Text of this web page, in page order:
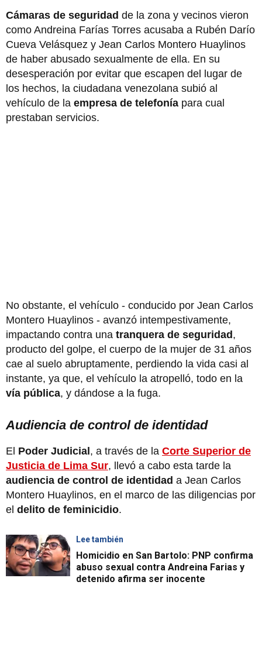
Cámaras de seguridad de la zona y vecinos vieron
como Andreina Farías Torres acusaba a Rubén Darío
Cueva Velásquez y Jean Carlos Montero Huaylinos
de haber abusado sexualmente de ella. En su
desesperación por evitar que escapen del lugar de
los hechos, la ciudadana venezolana subió al
vehículo de la empresa de telefonía para cual
prestaban servicios.
No obstante, el vehículo - conducido por Jean Carlos
Montero Huaylinos - avanzó intempestivamente,
impactando contra una tranquera de seguridad ,
producto del golpe, el cuerpo de la mujer de 31 años
cae al suelo abruptamente, perdiendo la vida casi al
instante, ya que, el vehículo la atropelló, todo en la
vía pública, y dándose a la fuga.
Audiencia de control de identidad
El Poder Judicial , a través de la Corte Superior de
Justicia de Lima Sur, llevó a cabo esta tarde la
audiencia de control de identidad a Jean Carlos
Montero Huaylinos, en el marco de las diligencias por
el delito de feminicidio.
Lee también
Homicidio en San Bartolo: PNP confirma
abuso sexual contra Andreina Farias y
detenido afirma ser inocente